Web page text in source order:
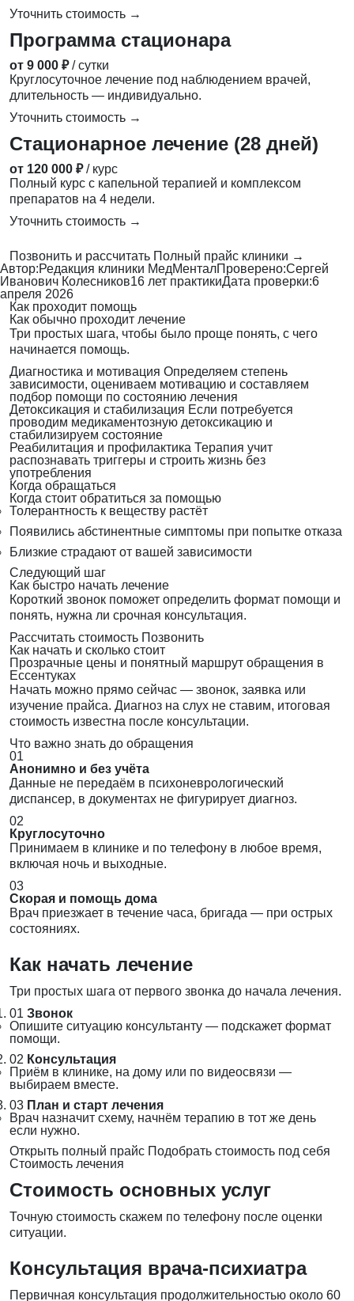
Уточнить стоимость →
Программа стационара
от 9 000 ₽ / сутки
Круглосуточное лечение под наблюдением врачей,
длительность — индивидуально.
Уточнить стоимость →
Стационарное лечение (28 дней)
от 120 000 ₽ / курс
Полный курс с капельной терапией и комплексом
препаратов на 4 недели.
Уточнить стоимость →
Позвонить и рассчитать Полный прайс клиники →
Автор:Редакция клиники МедМенталПроверено:Сергей
Иванович Колесников16 лет практикиДата проверки:6
апреля 2026
Как проходит помощь
Как обычно проходит лечение
Три простых шага, чтобы было проще понять, с чего
начинается помощь.
Диагностика и мотивация Определяем степень
зависимости, оцениваем мотивацию и составляем
подбор помощи по состоянию лечения
Детоксикация и стабилизация Если потребуется
проводим медикаментозную детоксикацию и
стабилизируем состояние
Реабилитация и профилактика Терапия учит
распознавать триггеры и строить жизнь без
употребления
Когда обращаться
Когда стоит обратиться за помощью
Толерантность к веществу растёт
Появились абстинентные симптомы при попытке отказа
Близкие страдают от вашей зависимости
Следующий шаг
Как быстро начать лечение
Короткий звонок поможет определить формат помощи и
понять, нужна ли срочная консультация.
Рассчитать стоимость Позвонить
Как начать и сколько стоит
Прозрачные цены и понятный маршрут обращения в
Ессентуках
Начать можно прямо сейчас — звонок, заявка или
изучение прайса. Диагноз на слух не ставим, итоговая
стоимость известна после консультации.
Что важно знать до обращения
01
Анонимно и без учёта
Данные не передаём в психоневрологический
диспансер, в документах не фигурирует диагноз.
02
Круглосуточно
Принимаем в клинике и по телефону в любое время,
включая ночь и выходные.
03
Скорая и помощь дома
Врач приезжает в течение часа, бригада — при острых
состояниях.
Как начать лечение
Три простых шага от первого звонка до начала лечения.
01 Звонок
Опишите ситуацию консультанту — подскажет формат
помощи.
02 Консультация
Приём в клинике, на дому или по видеосвязи —
выбираем вместе.
03 План и старт лечения
Врач назначит схему, начнём терапию в тот же день
если нужно.
Открыть полный прайс Подобрать стоимость под себя
Стоимость лечения
Стоимость основных услуг
Точную стоимость скажем по телефону после оценки
ситуации.
Консультация врача-психиатра
Первичная консультация продолжительностью около 60